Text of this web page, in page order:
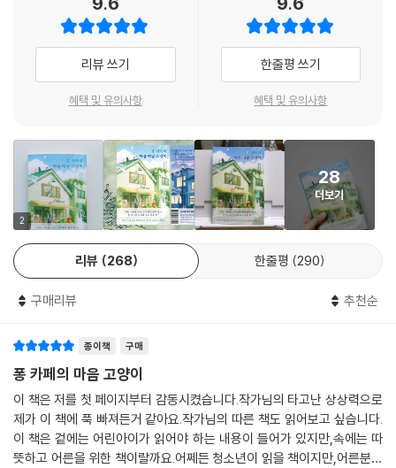
손님들이 보고 싶은 상대에 관한 사연을 엽서에 적고 가면, 니지코 씨가 직
접 우편함을 열어 하나를 선별한다. 그 소원을 이루어주는 것이 바로 ‘고양
이 배달부’의 임무. 의뢰인이 원하는 상대는 이승에 있을 수도 있지만, 이미
죽은 사람일 수도 있다. 가슴 아픈 이별을 경험한 이들에게, 소중한 존재와
두 사람의 마음을 이어주어야만 한다. 다섯 번의 임무를 완수하면 특별한
보수를 얻게 된다지만, 기억력도 짧은 데다 배만 따뜻하면 자꾸 잠이 쏟아
지는데 과연 후타는 난관을 무사히 헤쳐 나갈 수 있을까? 긴장감이 역력한
후타에게 니지코 씨가 첫 임무가 적힌 엽서를 건넨다. “돌아가신 아버지를
만나고 싶다.”
“떠난 이들은 사실 그리 멀리 있지 않다.
“만남”이라는 꿈결 같은 기적을 선물하는 다섯 편의 이야기
후미진 카페를 찾는 손님들의 엽서에는 저마다 각별한 사연이 녹아 있다.
돌아가신 아버지께 꿈을 이룬 자신의 모습을 보여주고 싶은 딸, 태어나지
못한 아이를 오래도록 기억하려는 부부, 현실에서 도피해 첫사랑과의 재회
를 꿈꾸는 여자, 상처를 줬던 옛 선생님께 성공한 모습을 증명하고 싶은 청
리뷰 쓰기
혜택 및 유의사항
한줄평 쓰기
혜택 및 유의사항
2
28
더보기
리뷰 268 한줄평 290
구매리뷰 추천순
종이책 구매
퐁 카페의 마음 고양이
이 책은 저를 첫 페이지부터 감동시켰습니다.작가님의 타고난 상상력으로
제가 이 책에 푹 빠져든거 같아요.작가님의 따른 책도 읽어보고 싶습니다.
이 책은 겉에는 어린아이가 읽어야 하는 내용이 들어가 있지만,속에는 따
뜻하고 어른을 위한 책이랄까요.어쩨든 청소년이 읽을 책이지만,어른분들